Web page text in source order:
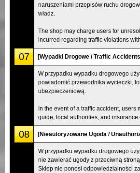
naruszeniami przepisów ruchu
władz.
The shop may charge users for
incurred regarding traffic violations
07 [Wypadki Drogowe / Traffic
W przypadku wypadku drogowego
powiadomić przewodnika wycieczki,
ubezpieczeniową.
In the event of a traffic accident, users
guide, local authorities, and insurance
08 [Nieautoryzowane Ugoda /
W przypadku wypadku drogowego
nie zawierać ugody z przeciwną
Sklep nie ponosi odpowiedzialności